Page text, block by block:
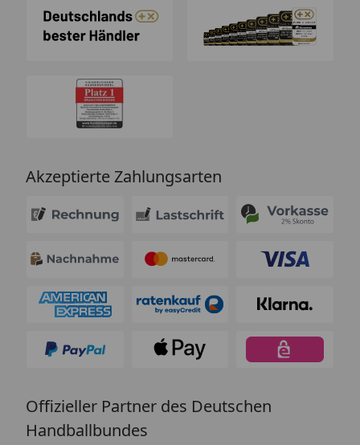
Akzeptierte Zahlungsarten
Offizieller Partner des Deutschen
Handballbundes